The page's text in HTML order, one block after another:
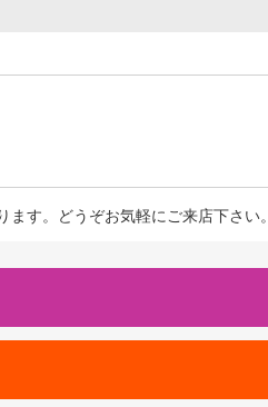
す。どうぞお気軽にご来店下さい。